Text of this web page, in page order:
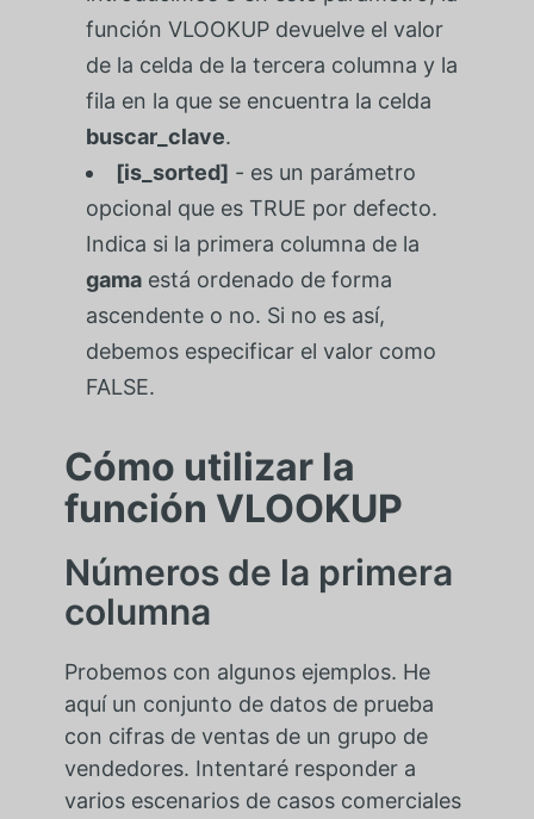
función VLOOKUP devuelve el valor
de la celda de la tercera columna y la
fila en la que se encuentra la celda
buscar_clave.
[is_sorted] - es un parámetro
opcional que es TRUE por defecto.
Indica si la primera columna de la
gamaestá ordenado de forma
ascendente o no. Si no es así,
debemos especificar el valor como
FALSE.
Cómo utilizar la
función VLOOKUP
Números de la primera
columna
Probemos con algunos ejemplos. He
aquí un conjunto de datos de prueba
con cifras de ventas de un grupo de
vendedores. Intentaré responder a
varios escenarios de casos comerciales